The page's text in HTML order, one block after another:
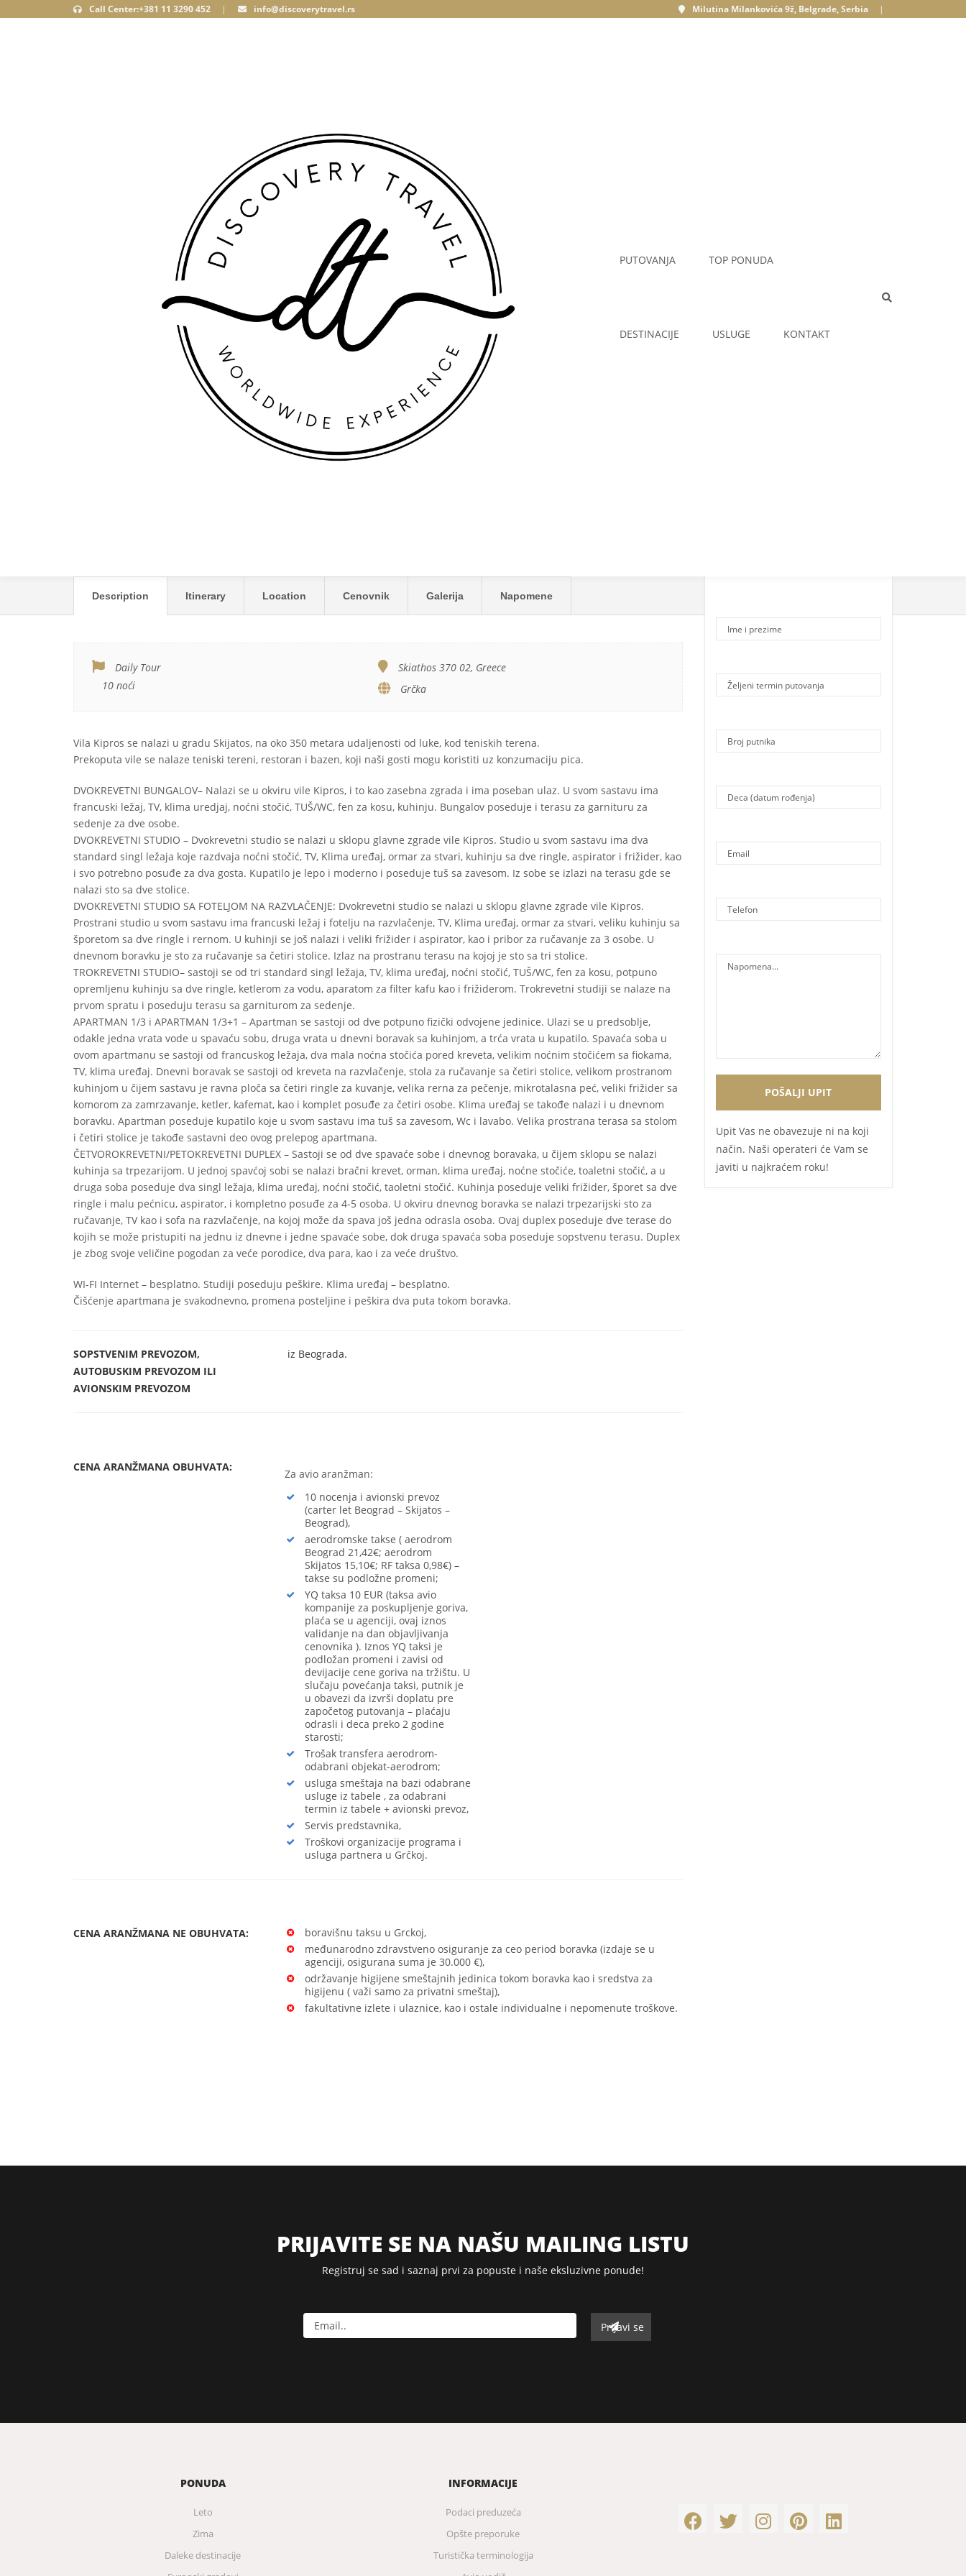
Call Center:+381 11 3290 452 | info@discoverytravel.rs Milutina Milankovića 9ž, Belgrade, Serbia |
PUTOVANJA TOP PONUDA
DESTINACIJE USLUGE KONTAKT
Description Itinerary Location Cenovnik Galerija Napomene
Daily Tour
10 noći
Skiathos 370 02, Greece
Grčka
Vila Kipros se nalazi u gradu Skijatos, na oko 350 metara udaljenosti od luke, kod teniskih terena.
Prekoputa vile se nalaze teniski tereni, restoran i bazen, koji naši gosti mogu koristiti uz konzumaciju pica.
DVOKREVETNI BUNGALOV– Nalazi se u okviru vile Kipros, i to kao zasebna zgrada i ima poseban ulaz. U svom sastavu ima
francuski ležaj, TV, klima uredjaj, noćni stočić, TUŠ/WC, fen za kosu, kuhinju. Bungalov poseduje i terasu za garnituru za
sedenje za dve osobe.
DVOKREVETNI STUDIO – Dvokrevetni studio se nalazi u sklopu glavne zgrade vile Kipros. Studio u svom sastavu ima dva
standard singl ležaja koje razdvaja noćni stočić, TV, Klima uređaj, ormar za stvari, kuhinju sa dve ringle, aspirator i frižider, kao
i svo potrebno posuđe za dva gosta. Kupatilo je lepo i moderno i poseduje tuš sa zavesom. Iz sobe se izlazi na terasu gde se
nalazi sto sa dve stolice.
DVOKREVETNI STUDIO SA FOTELJOM NA RAZVLAČENJE: Dvokrevetni studio se nalazi u sklopu glavne zgrade vile Kipros.
Prostrani studio u svom sastavu ima francuski ležaj i fotelju na razvlačenje, TV, Klima uređaj, ormar za stvari, veliku kuhinju sa
šporetom sa dve ringle i rernom. U kuhinji se još nalazi i veliki frižider i aspirator, kao i pribor za ručavanje za 3 osobe. U
dnevnom boravku je sto za ručavanje sa četiri stolice. Izlaz na prostranu terasu na kojoj je sto sa tri stolice.
TROKREVETNI STUDIO– sastoji se od tri standard singl ležaja, TV, klima uređaj, noćni stočić, TUŠ/WC, fen za kosu, potpuno
opremljenu kuhinju sa dve ringle, ketlerom za vodu, aparatom za filter kafu kao i frižiderom. Trokrevetni studiji se nalaze na
prvom spratu i poseduju terasu sa garniturom za sedenje.
APARTMAN 1/3 i APARTMAN 1/3+1 – Apartman se sastoji od dve potpuno fizički odvojene jedinice. Ulazi se u predsoblje,
odakle jedna vrata vode u spavaću sobu, druga vrata u dnevni boravak sa kuhinjom, a trća vrata u kupatilo. Spavaća soba u
ovom apartmanu se sastoji od francuskog ležaja, dva mala noćna stočića pored kreveta, velikim noćnim stočićem sa fiokama,
TV, klima uređaj. Dnevni boravak se sastoji od kreveta na razvlačenje, stola za ručavanje sa četiri stolice, velikom prostranom
kuhinjom u čijem sastavu je ravna ploča sa četiri ringle za kuvanje, velika rerna za pečenje, mikrotalasna peć, veliki frižider sa
komorom za zamrzavanje, ketler, kafemat, kao i komplet posuđe za četiri osobe. Klima uređaj se takođe nalazi i u dnevnom
boravku. Apartman poseduje kupatilo koje u svom sastavu ima tuš sa zavesom, Wc i lavabo. Velika prostrana terasa sa stolom
i četiri stolice je takođe sastavni deo ovog prelepog apartmana.
ČETVOROKREVETNI/PETOKREVETNI DUPLEX – Sastoji se od dve spavaće sobe i dnevnog boravaka, u čijem sklopu se nalazi
kuhinja sa trpezarijom. U jednoj spavćoj sobi se nalazi bračni krevet, orman, klima uređaj, noćne stočiće, toaletni stočić, a u
druga soba poseduje dva singl ležaja, klima uređaj, noćni stočić, taoletni stočić. Kuhinja poseduje veliki frižider, šporet sa dve
ringle i malu pećnicu, aspirator, i kompletno posuđe za 4-5 osoba. U okviru dnevnog boravka se nalazi trpezarijski sto za
ručavanje, TV kao i sofa na razvlačenje, na kojoj može da spava još jedna odrasla osoba. Ovaj duplex poseduje dve terase do
kojih se može pristupiti na jednu iz dnevne i jedne spavaće sobe, dok druga spavaća soba poseduje sopstvenu terasu. Duplex
je zbog svoje veličine pogodan za veće porodice, dva para, kao i za veće društvo.
WI-FI Internet – besplatno. Studiji poseduju peškire. Klima uređaj – besplatno.
Čišćenje apartmana je svakodnevno, promena posteljine i peškira dva puta tokom boravka.
SOPSTVENIM PREVOZOM,
AUTOBUSKIM PREVOZOM ILI
AVIONSKIM PREVOZOM
iz Beograda.
CENA ARANŽMANA OBUHVATA:
Za avio aranžman:
10 nocenja i avionski prevoz
(carter let Beograd – Skijatos –
Beograd),
aerodromske takse ( aerodrom
Beograd 21,42€; aerodrom
Skijatos 15,10€; RF taksa 0,98€) –
takse su podložne promeni;
YQ taksa 10 EUR (taksa avio
kompanije za poskupljenje goriva,
plaća se u agenciji, ovaj iznos
validanje na dan objavljivanja
cenovnika ). Iznos YQ taksi je
podložan promeni i zavisi od
devijacije cene goriva na tržištu. U
slučaju povećanja taksi, putnik je
u obavezi da izvrši doplatu pre
započetog putovanja – plaćaju
odrasli i deca preko 2 godine
starosti;
Trošak transfera aerodrom-
odabrani objekat-aerodrom;
usluga smeštaja na bazi odabrane
usluge iz tabele , za odabrani
termin iz tabele + avionski prevoz,
Servis predstavnika,
Troškovi organizacije programa i
usluga partnera u Grčkoj.
CENA ARANŽMANA NE OBUHVATA:
boravišnu taksu u Grckoj,
međunarodno zdravstveno osiguranje za ceo period boravka (izdaje se u
agenciji, osigurana suma je 30.000 €),
održavanje higijene smeštajnih jedinica tokom boravka kao i sredstva za
higijenu ( važi samo za privatni smeštaj),
fakultativne izlete i ulaznice, kao i ostale individualne i nepomenute troškove.
Upit Vas ne obavezuje ni na koji
način. Naši operateri će Vam se
javiti u najkraćem roku!
PRIJAVITE SE NA NAŠU MAILING LISTU
Registruj se sad i saznaj prvi za popuste i naše eksluzivne ponude!
PONUDA
Leto
Zima
Daleke destinacije
INFORMACIJE
Podaci preduzeća
Opšte preporuke
Turistička terminologija